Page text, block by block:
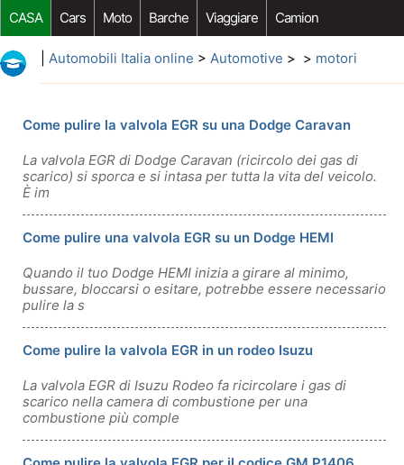
CASA Cars Moto Barche Viaggiare Camion
Riparazione Auto Acquisto Auto Car Opzioni Aftermarket
Automobili Italia online > Automotive > > motori
Come pulire la valvola EGR su una Dodge Caravan
La valvola EGR di Dodge Caravan (ricircolo dei gas di
scarico) si sporca e si intasa per tutta la vita del veicolo.
È im
Come pulire una valvola EGR su un Dodge HEMI
Quando il tuo Dodge HEMI inizia a girare al minimo,
bussare, bloccarsi o esitare, potrebbe essere necessario
pulire la s
Come pulire la valvola EGR in un rodeo Isuzu
La valvola EGR di Isuzu Rodeo fa ricircolare i gas di
scarico nella camera di combustione per una
combustione più comple